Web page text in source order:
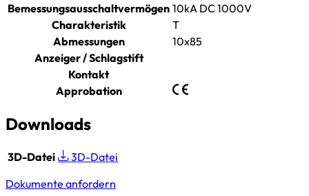
Bemessungsausschaltvermögen 10kA DC 1000V
Charakteristik
T
Abmessungen
10x85
Anzeiger / Schlagstift
Kontakt
Approbation
Downloads
3D-Datei
3D-Datei
Dokumente anfordern